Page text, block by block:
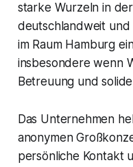
starke Wurzeln in
deutschlandweit
im Raum Hamburg
insbesondere wenn
Betreuung und
Das Unternehmen
anonymen
persönliche Kontakt